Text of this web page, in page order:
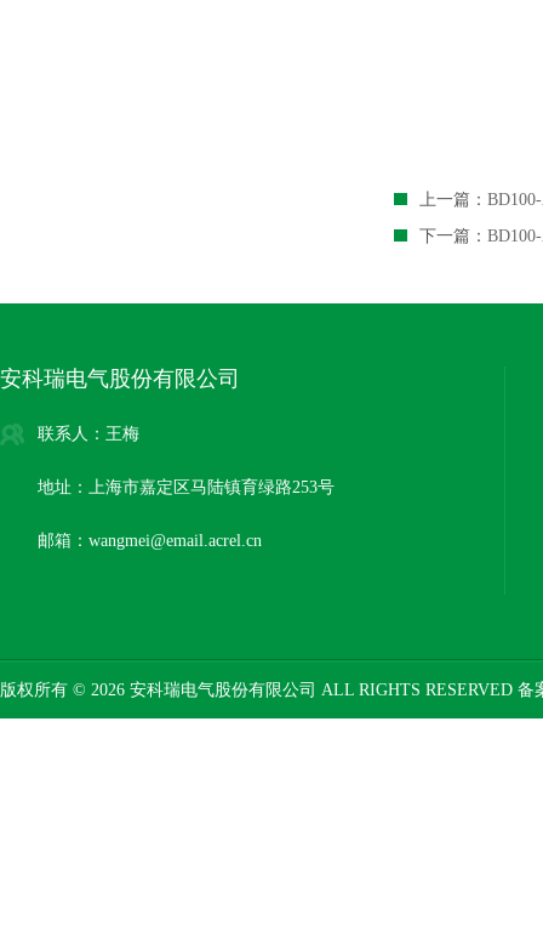
上一篇：
下一篇：
安科瑞电气股份有限公司
联系人：王梅
地址：上海市嘉定区马陆镇育绿路253号
邮箱：wangmei@email.acrel.cn
版权所有 © 2026 安科瑞电气股份有限公司 ALL RIGHTS RESERVED 备